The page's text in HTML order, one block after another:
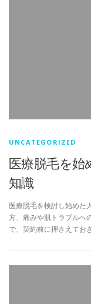
UNCATEGORIZED
医療脱毛を
知識
医療脱毛を検討し始めた
方、痛みや肌トラブルへ
で、契約前に押さえてお